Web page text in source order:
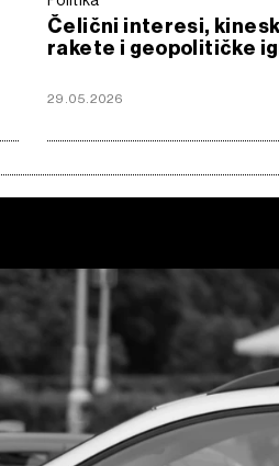
Čelični interesi,
rakete i geopolitičke
29.05.2026